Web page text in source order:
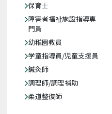
保育士
障害者福祉施設指導専
門員
幼稚園教員
学童指導員/児童支援員
鍼灸師
調理師/調理補助
柔道整復師